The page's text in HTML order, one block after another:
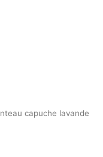
capuche lavande